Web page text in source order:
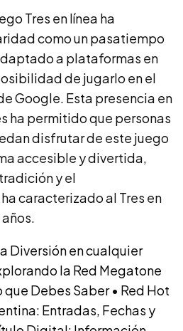
Tres en línea ha
como un pasatiempo
a plataformas en
de jugarlo en el
Google. Esta presencia en
ha permitido que personas
disfrutar de este juego
accesible y divertida,
y el
caracterizado al Tres en
Diversión en cualquier
la Red Megatone
que Debes Saber• Red Hot
Entradas, Fechas y